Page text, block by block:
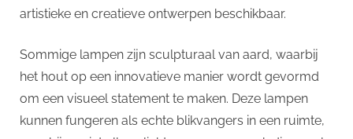
artistieke en creatieve ontwerpen beschikbaar.
Sommige lampen zijn sculpturaal van aard, waarbij
het hout op een innovatieve manier wordt gevormd
om een visueel statement te maken. Deze lampen
kunnen fungeren als echte blikvangers in een ruimte,